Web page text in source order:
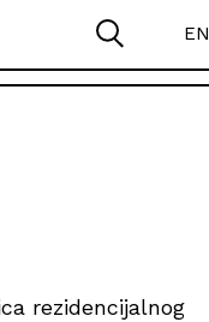
EN
rezidencijalnog